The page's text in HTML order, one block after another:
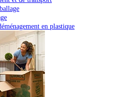
en plastique